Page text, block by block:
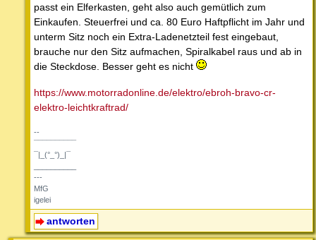
passt ein Elferkasten, geht also auch gemütlich zum
Einkaufen. Steuerfrei und ca. 80 Euro Haftpflicht im Jahr und
unterm Sitz noch ein Extra-Ladenetzteil fest eingebaut,
brauche nur den Sitz aufmachen, Spiralkabel raus und ab in
die Steckdose. Besser geht es nicht
https://www.motorradonline.de/elektro/ebroh-bravo-cr-
elektro-leichtkraftrad/
--
¯¯¯¯¯¯¯¯¯¯
¯|_(°_°)_|¯
---
MfG
igelei
antworten